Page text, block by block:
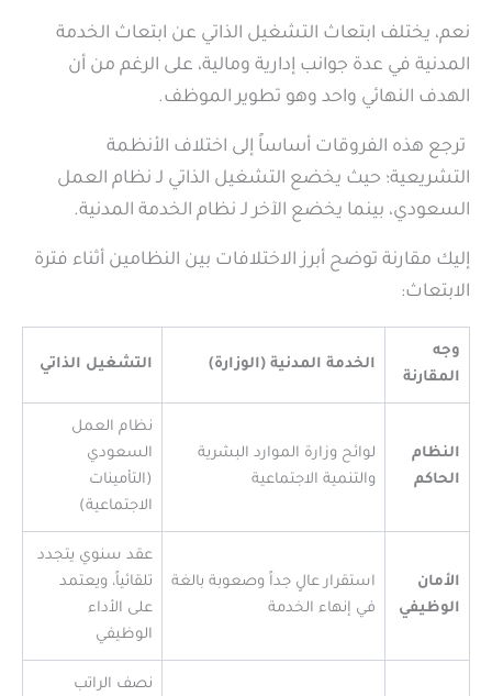
نعم، يختلف ابتعاث التشغيل الذاتي عن ابتعاث الخدمة
المدنية في عدة جوانب إدارية ومالية، على الرغم من أن
الهدف النهائي واحد وهو تطوير الموظف.
ترجع هذه الفروقات أساساً إلى اختلاف الأنظمة
التشريعية؛ حيث يخضع التشغيل الذاتي لـ نظام العمل
السعودي، بينما يخضع الآخر لـ نظام الخدمة المدنية.
إليك مقارنة توضح أبرز الاختلافات بين النظامين أثناء فترة
الابتعاث:
وجه
المقارنة
الخدمة المدنية (الوزارة) التشغيل الذاتي
النظام
الحاكم
لوائح وزارة الموارد البشرية
والتنمية الاجتماعية
نظام العمل
السعودي
(التأمينات
الاجتماعية)
الأمان
الوظيفي
استقرار عالٍ جداً وصعوبة بالغة
في إنهاء الخدمة
عقد سنوي يتجدد
تلقائياً، ويعتمد
على الأداء
الوظيفي
نصف الراتب